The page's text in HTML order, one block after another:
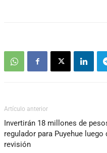
Artículo anterior
Invertirán 18 millones de
regulador para Puyehue luego
revisión